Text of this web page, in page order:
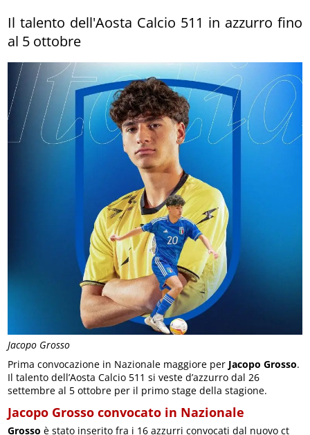
Jacopo Grosso
Il talento dell'Aosta Calcio 511 in azzurro fino
al 5 ottobre
Prima convocazione in Nazionale maggiore per Jacopo Grosso.
Il talento dell’Aosta Calcio 511 si veste d’azzurro dal 26
settembre al 5 ottobre per il primo stage della stagione.
Jacopo Grosso convocato in Nazionale
Grosso è stato inserito fra i 16 azzurri convocati dal nuovo ct